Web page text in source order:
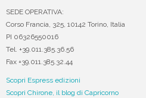
SEDE OPERATIVA:
Corso Francia, 325, 10142 Torino, Italia
PI 06326550016
Tel. +39.011.385.36.56
Fax +39.011.385.32.44
Scopri Espress edizioni
Scopri Chirone, il blog di Capricorno